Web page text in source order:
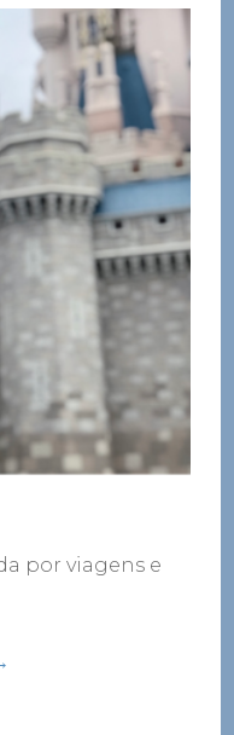
por viagens e